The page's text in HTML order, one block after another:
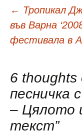
← Тропикал
във Варна
фестивала в
6 thoughts
песничка
– Цялото
текст”